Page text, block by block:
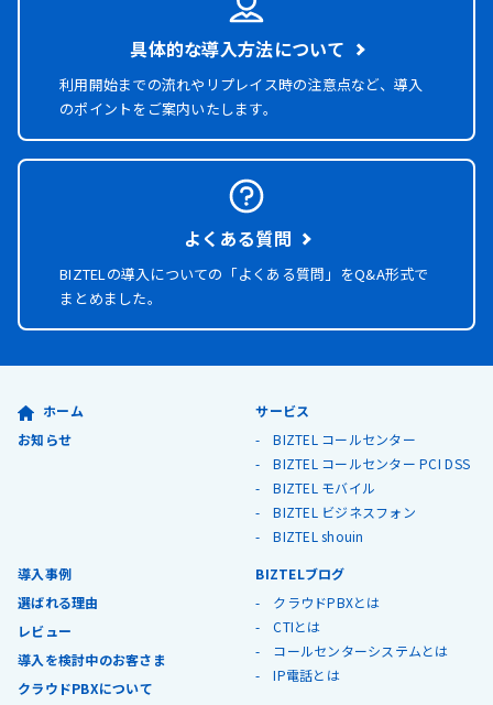
具体的な導入方法について
利用開始までの流れやリプレイス時の注意点など、導入
のポイントをご案内いたします。
よくある質問
BIZTELの導入についての「よくある質問」をQ&A形式で
まとめました。
ホーム
お知らせ
サービス
BIZTEL コールセンター
BIZTEL コールセンター PCI DSS
BIZTEL モバイル
BIZTEL ビジネスフォン
BIZTEL shouin
導入事例
選ばれる理由
レビュー
導入を検討中のお客さま
クラウドPBXについて
BIZTELブログ
クラウドPBXとは
CTIとは
コールセンターシステムとは
IP電話とは